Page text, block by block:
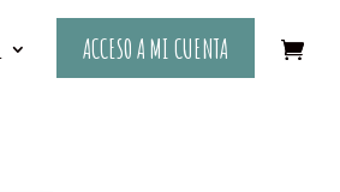
ACCESO A MI CUENTA